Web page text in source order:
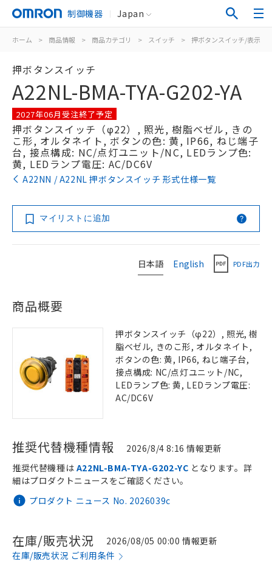
制御機器 Japan
ホーム > 商品情報 > 商品カテゴリ > スイッチ > 押ボタンスイッチ/表示灯
押ボタンスイッチ
A22NL-BMA-TYA-G202-YA
2027年06月受注終了予定
押ボタンスイッチ（φ22）, 照光, 樹脂ベゼル, きの
こ形, オルタネイト, ボタンの色: 黄, IP66, ねじ端子
台, 接点構成: NC/点灯ユニット/NC, LEDランプ色:
黄, LEDランプ電圧: AC/DC6V
A22NN / A22NL 押ボタンスイッチ 形式仕様一覧
マイリストに追加
日本語 English PDF出力
商品概要
押ボタンスイッチ（φ22）, 照光, 樹
脂ベゼル, きのこ形, オルタネイト,
ボタンの色: 黄, IP66, ねじ端子台,
接点構成: NC/点灯ユニット/NC,
LEDランプ色: 黄, LEDランプ電圧:
AC/DC6V
推奨代替機種情報 2026/8/4 8:16 情報更新
プロダクト ニュース No. 2026039c
推奨代替機種は A22NL-BMA-TYA-G202-YC となります。詳
細はプロダクトニュースをご確認ください。
在庫/販売状況
2026/08/05 00:00 情報更新
在庫/販売状況 ご利用条件